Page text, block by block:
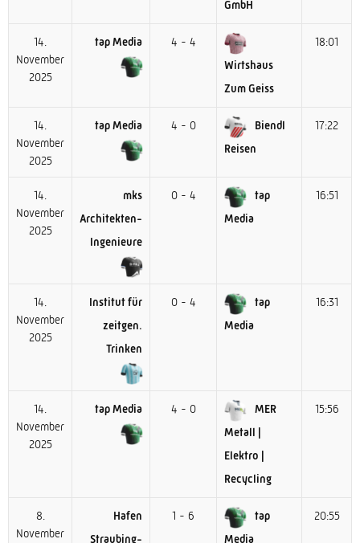
GmbH
14.
November
2025
tap Media
4 - 4
Wirtshaus
Zum Geiss
18:01
14.
November
2025
tap Media 4 - 0
Biendl
Reisen
17:22
14.
November
2025
mks
Architekten-
Ingenieure
0 - 4
tap
Media
16:51
14.
November
2025
Institut für
zeitgen.
Trinken
0 - 4
tap
Media
16:31
14.
November
2025
tap Media 4 - 0
MER
Metall |
Elektro |
Recycling
15:56
8.
November
Hafen
Straubing-
1 - 6
tap
Media
20:55